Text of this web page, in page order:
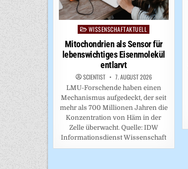
PostedWISSENSCHAFTAKTUELL
Mitochondrien als Sensor für
lebenswichtiges Eisenmolekül
entlarvt
SCIENTIST 7. AUGUST 2026
LMU-Forschende haben einen
Mechanismus aufgedeckt, der seit
mehr als 700 Millionen Jahren die
Konzentration von Häm in der
Zelle überwacht. Quelle: IDW
Informationsdienst Wissenschaft